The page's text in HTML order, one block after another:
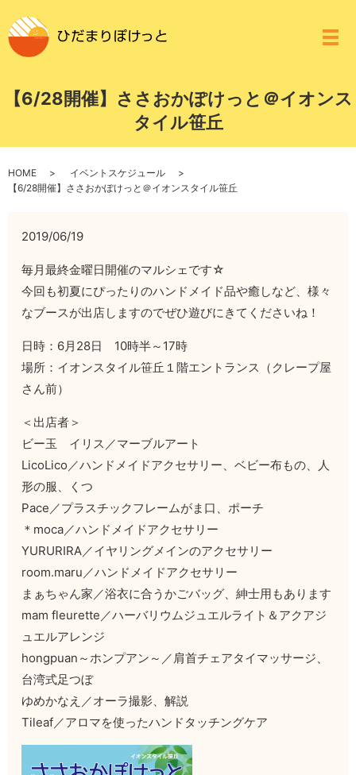
メ
【6/28開催】ささおかぽけっと＠イオンス
タイル笹丘
HOME
イベントスケジュール
【6/28開催】ささおかぽけっと＠イオンスタイル笹丘
2019/06/19
毎月最終金曜日開催のマルシェです☆
今回も初夏にぴったりのハンドメイド品や癒しなど、様々
なブースが出店しますのでぜひ遊びにきてくださいね！
日時：6月28日 10時半～17時
場所：イオンスタイル笹丘１階エントランス（クレープ屋
さん前）
＜出店者＞
ビー玉 イリス／マーブルアート
LicoLico／ハンドメイドアクセサリー、ベビー布もの、人
形の服、くつ
Pace／プラスチックフレームがま口、ポーチ
＊moca／ハンドメイドアクセサリー
YURURIRA／イヤリングメインのアクセサリー
room.maru／ハンドメイドアクセサリー
まぁちゃん家／浴衣に合うかごバッグ、紳士用もあります
mam fleurette／ハーバリウムジュエルライト＆アクアジ
ュエルアレンジ
hongpuan～ホンプアン～／肩首チェアタイマッサージ、
台湾式足つぼ
ゆめかなえ／オーラ撮影、解説
Tileaf／アロマを使ったハンドタッチングケア